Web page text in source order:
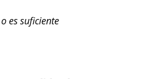
es suficiente